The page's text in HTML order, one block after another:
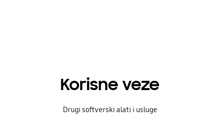
Korisne veze
Drugi softverski alati i usluge